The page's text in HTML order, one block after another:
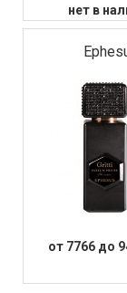
нет в
от 7766 до